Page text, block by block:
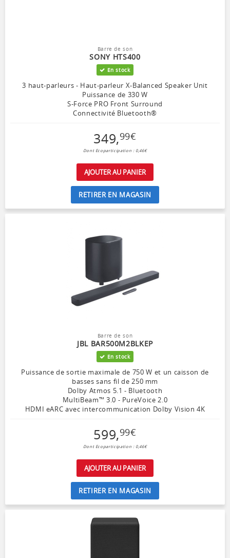
Barre de son
SONY HTS400
En stock
3 haut-parleurs - Haut-parleur X-Balanced Speaker Unit
Puissance de 330 W
S-Force PRO Front Surround
Connectivité Bluetooth®
349,99€
Dont Ecoparticipation : 0,46€
AJOUTER AU PANIER
RETIRER EN MAGASIN
Barre de son
JBL BAR500M2BLKEP
En stock
Puissance de sortie maximale de 750 W et un caisson de
basses sans fil de 250 mm
Dolby Atmos 5.1 - Bluetooth
MultiBeam™ 3.0 - PureVoice 2.0
HDMI eARC avec intercommunication Dolby Vision 4K
599,99€
Dont Ecoparticipation : 0,46€
AJOUTER AU PANIER
RETIRER EN MAGASIN